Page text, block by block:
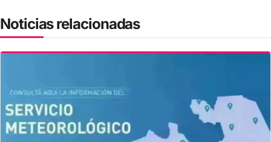
Noticias relacionadas